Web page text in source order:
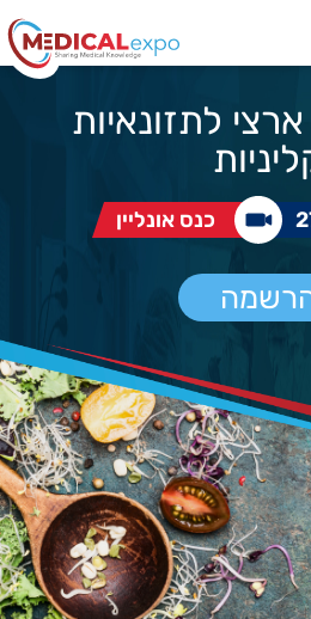
כנס LIVE ארצי לתזונאיות
כנס אונליין